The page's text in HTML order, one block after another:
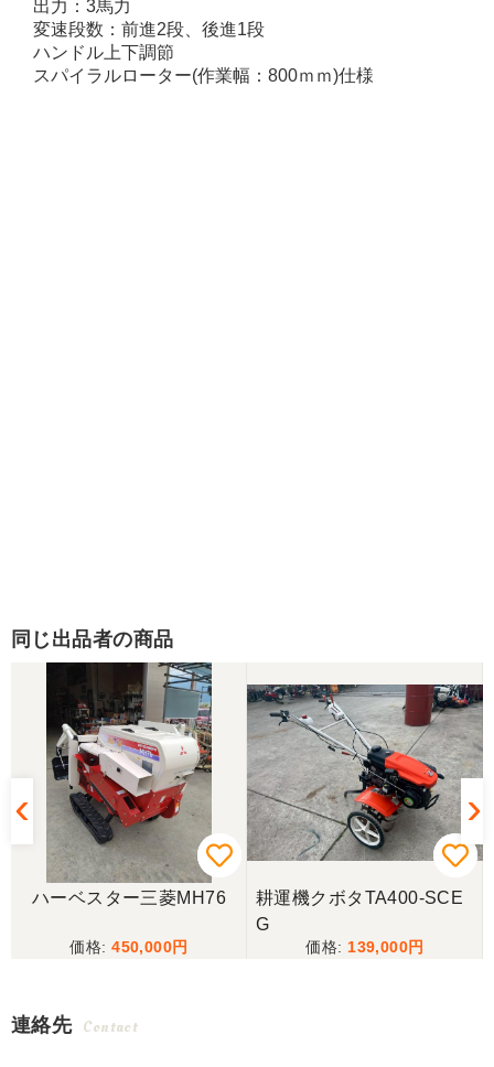
出力：3馬力
変速段数：前進2段、後進1段
ハンドル上下調節
スパイラルローター(作業幅：800ｍｍ)仕様
同じ出品者の商品
ハーベスター三菱MH76
450,000
耕運機クボタTA400-SCE
G
139,000
連絡先 Contact